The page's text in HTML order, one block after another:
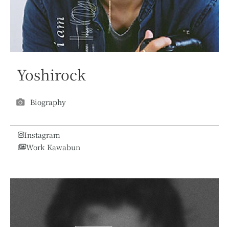
Yoshirock
Biography
Instagram
Work Kawabun